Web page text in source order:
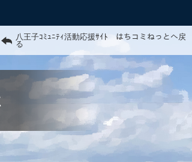
八王子ｺﾐｭﾆﾃｨ活動応援ｻｲﾄ はちコミねっとへ戻
る